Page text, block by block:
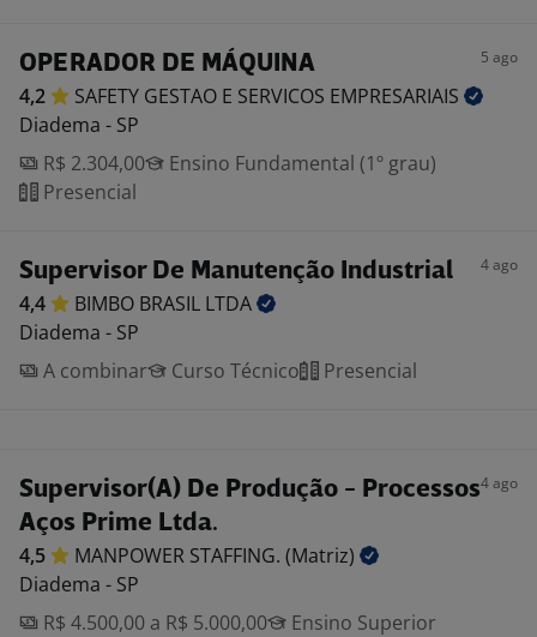
OPERADOR DE MÁQUINA 5 ago
4,2 SAFETY GESTAO E SERVICOS EMPRESARIAIS
Diadema - SP
R$ 2.304,00
Ensino Fundamental (1º grau)
Presencial
Supervisor De Manutenção Industrial 4 ago
4,4 BIMBO BRASIL LTDA
Diadema - SP
A combinar
Curso Técnico Presencial
Supervisor(A) De Produção - Processos
Aços Prime Ltda.
4 ago
4,5 MANPOWER STAFFING. (Matriz)
Diadema - SP
R$ 4.500,00 a R$ 5.000,00
Ensino Superior